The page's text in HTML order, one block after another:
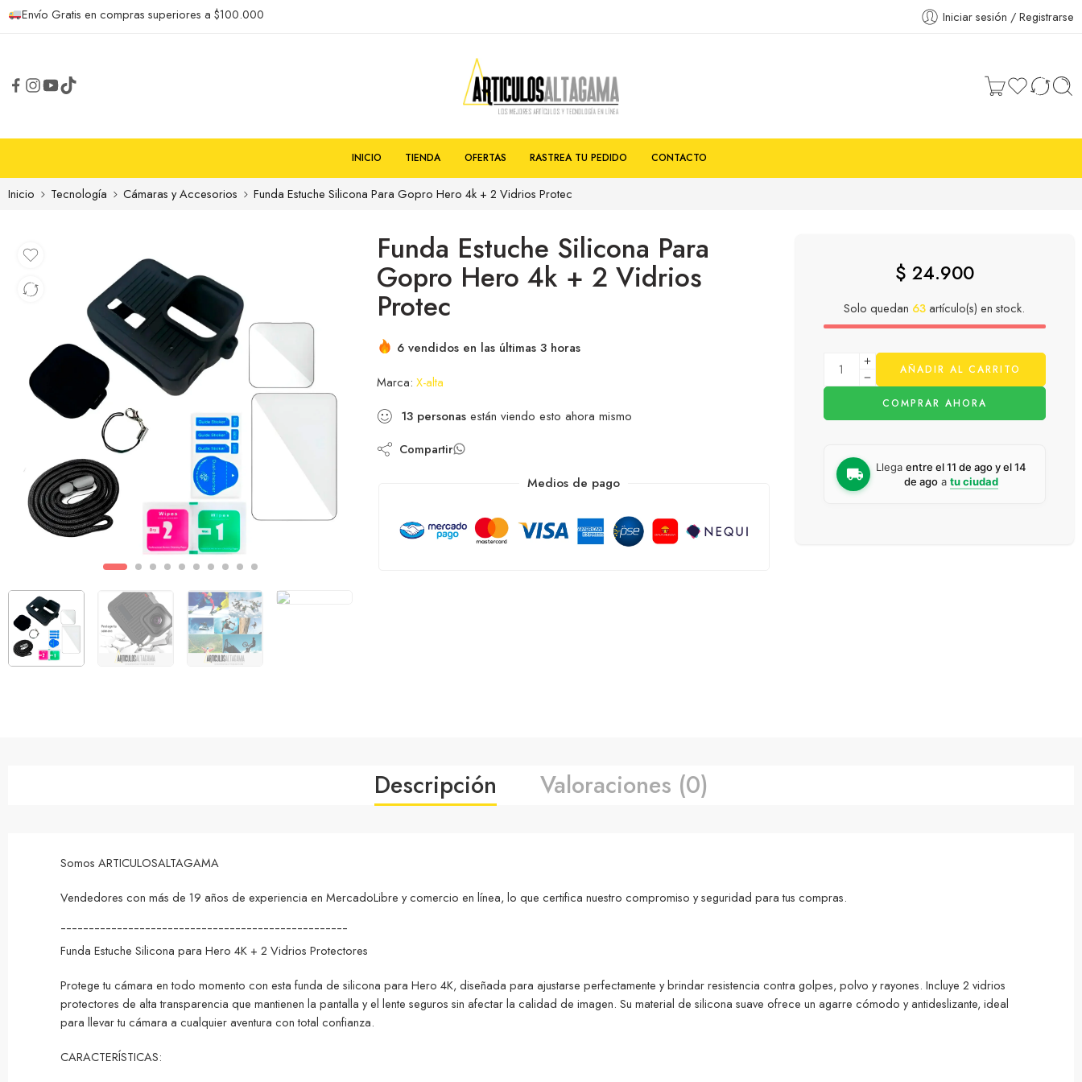
Envío Gratis en compras superiores a $100.000 Iniciar sesión / Registrarse
INICIO TIENDA OFERTAS RASTREA TU PEDIDO CONTACTO
Inicio Tecnología Cámaras y Accesorios Funda Estuche Silicona Para Gopro Hero 4k + 2 Vidrios Protec
Funda Estuche Silicona Para
Gopro Hero 4k + 2 Vidrios
Protec
6 vendidos en las últimas 3 horas
Marca: X-alta
13 personas están viendo esto ahora mismo
Compartir
Medios de pago
$ 24.900
Solo quedan 63artículo(s) en stock.
AÑADIR AL CARRITO
COMPRAR AHORA
Llegaentre el 11 de ago y el 14
de ago atu ciudad
Descripción Valoraciones (0)
Somos ARTICULOSALTAGAMA
Vendedores con más de 19 años de experiencia en MercadoLibre y comercio en línea, lo que certifica nuestro compromiso y seguridad para tus compras.
¯¯¯¯¯¯¯¯¯¯¯¯¯¯¯¯¯¯¯¯¯¯¯¯¯¯¯¯¯¯¯¯¯¯¯¯¯¯¯¯¯¯¯¯¯¯¯¯¯¯¯
Funda Estuche Silicona para Hero 4K + 2 Vidrios Protectores
Protege tu cámara en todo momento con esta funda de silicona para Hero 4K, diseñada para ajustarse perfectamente y brindar resistencia contra golpes, polvo y rayones. Incluye 2 vidrios
protectores de alta transparencia que mantienen la pantalla y el lente seguros sin afectar la calidad de imagen. Su material de silicona suave ofrece un agarre cómodo y antideslizante, ideal
para llevar tu cámara a cualquier aventura con total confianza.
CARACTERÍSTICAS: